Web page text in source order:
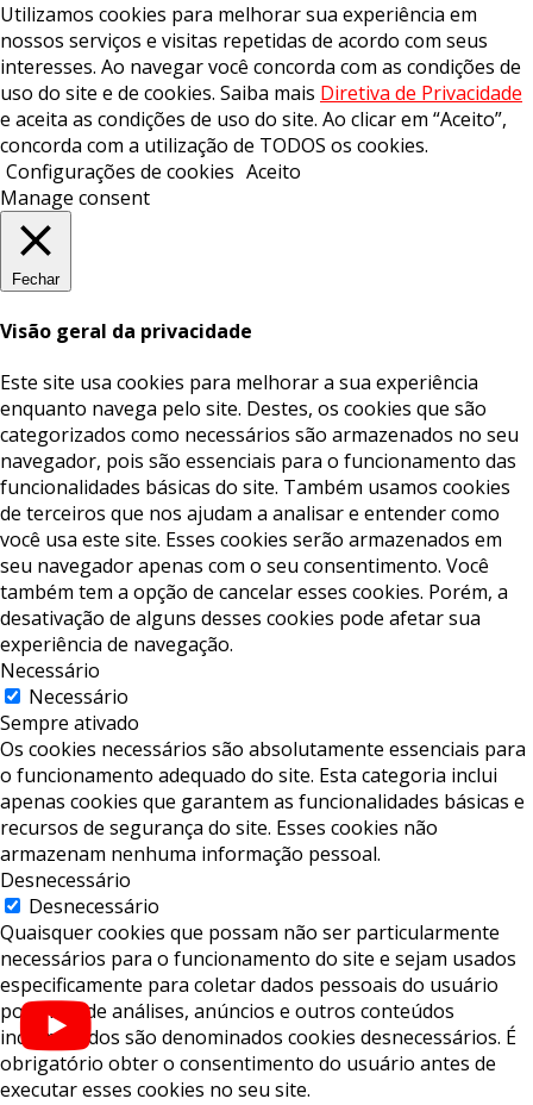
Utilizamos cookies para melhorar sua experiência em
nossos serviços e visitas repetidas de acordo com seus
interesses. Ao navegar você concorda com as condições de
uso do site e de cookies. Saiba mais Diretiva de Privacidade
e aceita as condições de uso do site. Ao clicar em “Aceito”,
concorda com a utilização de TODOS os cookies.
Configurações de cookies Aceito
Manage consent
Fechar
Visão geral da privacidade
Este site usa cookies para melhorar a sua experiência
enquanto navega pelo site. Destes, os cookies que são
categorizados como necessários são armazenados no seu
navegador, pois são essenciais para o funcionamento das
funcionalidades básicas do site. Também usamos cookies
de terceiros que nos ajudam a analisar e entender como
você usa este site. Esses cookies serão armazenados em
seu navegador apenas com o seu consentimento. Você
também tem a opção de cancelar esses cookies. Porém, a
desativação de alguns desses cookies pode afetar sua
experiência de navegação.
Necessário
Necessário
Sempre ativado
Os cookies necessários são absolutamente essenciais para
o funcionamento adequado do site. Esta categoria inclui
apenas cookies que garantem as funcionalidades básicas e
recursos de segurança do site. Esses cookies não
armazenam nenhuma informação pessoal.
Desnecessário
Desnecessário
Quaisquer cookies que possam não ser particularmente
necessários para o funcionamento do site e sejam usados ​​
especificamente para coletar dados pessoais do usuário
por meio de análises, anúncios e outros conteúdos
incorporados são denominados cookies desnecessários. É
obrigatório obter o consentimento do usuário antes de
executar esses cookies no seu site.